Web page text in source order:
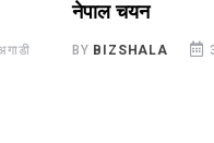
नेपाल चयन
BIZSHALA 3 दिन